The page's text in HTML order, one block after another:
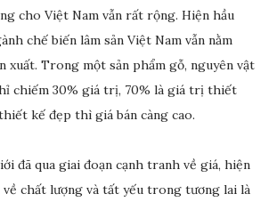
cho Việt Nam vẫn rất rộng. Hiện hầu
chế biến lâm sản Việt Nam vẫn nằm
xuất. Trong một sản phẩm gỗ, nguyên vật
chiếm 30% giá trị, 70% là giá trị thiết
kế đẹp thì giá bán càng cao.
đã qua giai đoạn cạnh tranh về giá, hiện
về chất lượng và tất yếu trong tương lai là